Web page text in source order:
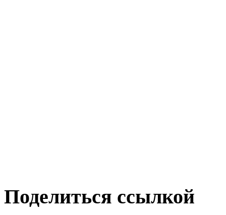
Поделиться ссылкой